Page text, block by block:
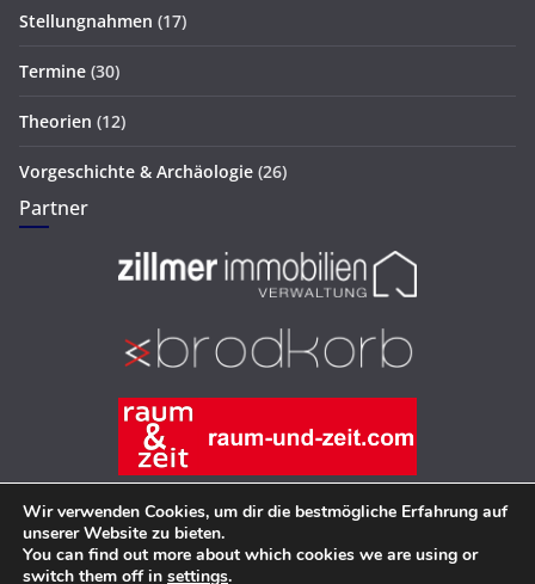
Stellungnahmen (17)
Termine (30)
Theorien (12)
Vorgeschichte & Archäologie (26)
Partner
Copyright © 2026Hans-Joachim Zillmer. Alle Rechte
Wir verwenden Cookies, um dir die bestmögliche Erfahrung auf
unserer Website zu bieten.
You can find out more about which cookies we are using or
switch them off in settings.